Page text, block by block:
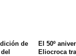
de
El 50º
Eliocroca